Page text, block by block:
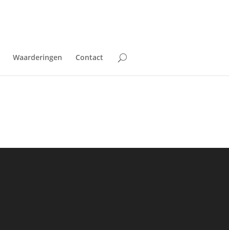
Waarderingen Contact